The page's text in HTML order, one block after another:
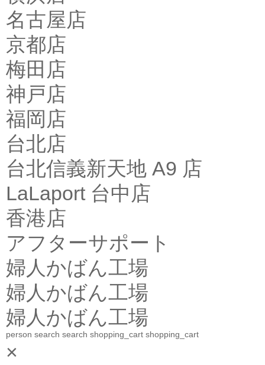
名古屋店
京都店
梅田店
神戸店
福岡店
台北店
台北信義新天地 A9 店
LaLaport 台中店
香港店
アフターサポート
婦人かばん工場
婦人かばん工場
婦人かばん工場
person search search shopping_cart shopping_cart
×